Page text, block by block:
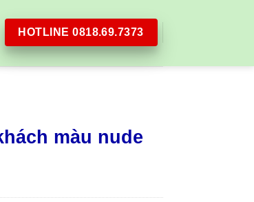
HOTLINE 0818.69.7373
màu nude